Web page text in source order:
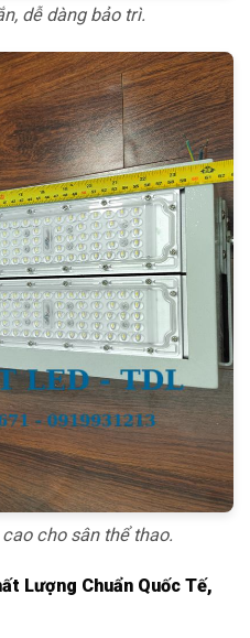
dễ dàng bảo trì.
cho sân thể thao.
Lượng Chuẩn Quốc Tế,